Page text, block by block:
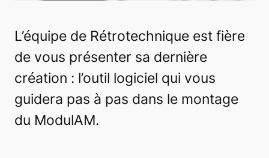
L’équipe de Rétrotechnique est fière
de vous présenter sa dernière
création : l’outil logiciel qui vous
guidera pas à pas dans le montage
du ModulAM.